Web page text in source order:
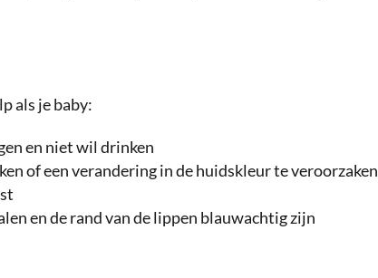
als je baby:
en niet wil drinken
of een verandering in de huidskleur te veroorzaken
en de rand van de lippen blauwachtig zijn